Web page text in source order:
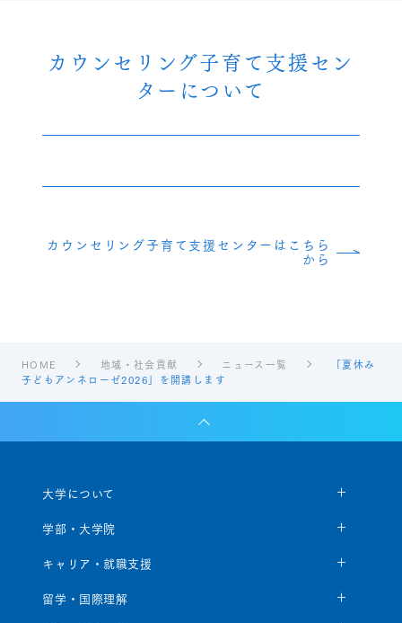
カウンセリング子育て支援セン
ターについて
カウンセリング子育て支援センターはこちら
から
HOME 地域・社会貢献 ニュース一覧
「夏休み
子どもアンネローゼ2026」を開講します
大学について
学部・大学院
キャリア・就職支援
留学・国際理解